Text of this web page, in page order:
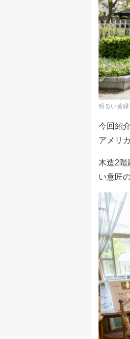
明るい黄
今回紹
アメリ
木造2階
い意匠